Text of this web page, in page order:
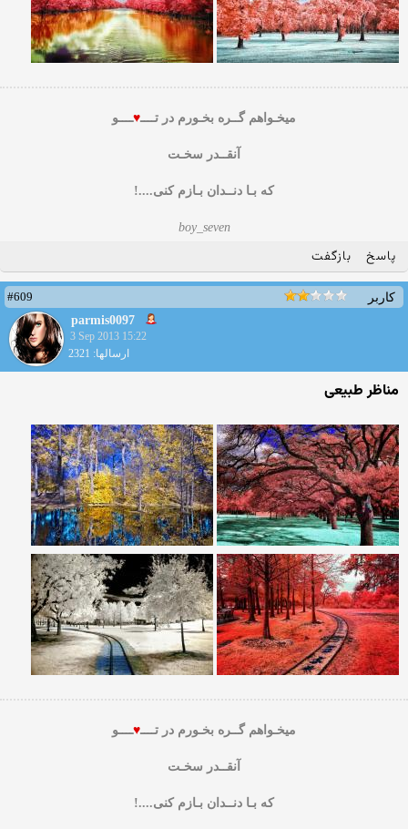
میخـواهم گــره بخـورم در تــــ♥ــــو
آنقــدر سخـت
که بـا دنــدان بـازم کنی....!
boy_seven
پاسخ بازگفت
کاربر
#609
parmis0097
3 Sep 2013 15:22
ارسالها: 2321
مناظر طبیعی
میخـواهم گــره بخـورم در تــــ♥ــــو
آنقــدر سخـت
که بـا دنــدان بـازم کنی....!